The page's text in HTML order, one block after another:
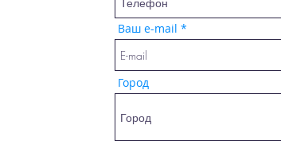
Ваш e-mail
Город